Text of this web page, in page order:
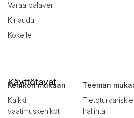
Varaa palaveri
Kirjaudu
Kokeile
Käyttötavat
Kehikon mukaan
Kaikki
vaatimuskehikot
Teeman
hallinta